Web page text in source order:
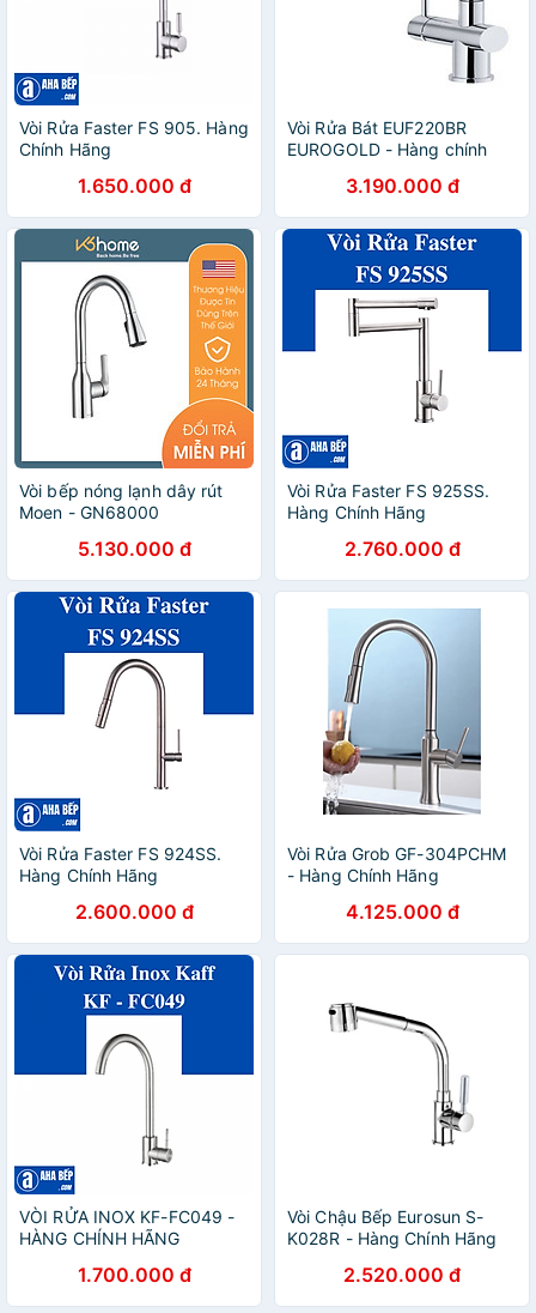
Vòi Rửa Faster FS 905. Hàng
Chính Hãng
1.650.000 đ
Vòi Rửa Bát EUF220BR
EUROGOLD - Hàng chính
3.190.000 đ
Vòi bếp nóng lạnh dây rút
Moen - GN68000
5.130.000 đ
Vòi Rửa Faster FS 925SS.
Hàng Chính Hãng
2.760.000 đ
Vòi Rửa Faster FS 924SS.
Hàng Chính Hãng
2.600.000 đ
Vòi Rửa Grob GF-304PCHM
- Hàng Chính Hãng
4.125.000 đ
VÒI RỬA INOX KF-FC049 -
HÀNG CHÍNH HÃNG
1.700.000 đ
Vòi Chậu Bếp Eurosun S-
K028R - Hàng Chính Hãng
2.520.000 đ